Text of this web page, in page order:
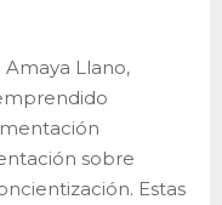
Amaya Llano,
sobre
Estas